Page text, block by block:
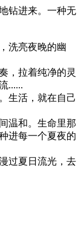
钻进来。一种无
洗亮夜晚的幽
，拉着纯净的灵
......
生活，就在自己
温和。生命里那
进每一个夏夜的
过夏日流光，去